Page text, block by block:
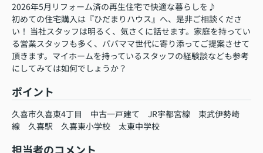
2026年5月リフォーム済の再生住宅で快適な暮らしを♪
初めての住宅購入は『ひだまりハウス』へ、是非ご相談くださ
い！ 当社スタッフは明るく、気さくに話せます。家庭を持ってい
る営業スタッフも多く、パパママ世代に寄り添ってご提案させて
頂きます。マイホームを持っているスタッフの経験談なども参考
にしてみては如何でしょうか？
ポイント
久喜市久喜東4丁目 中古一戸建て JR宇都宮線
東武伊勢崎
線
久喜駅 久喜東小学校 太東中学校
担当者のコメント